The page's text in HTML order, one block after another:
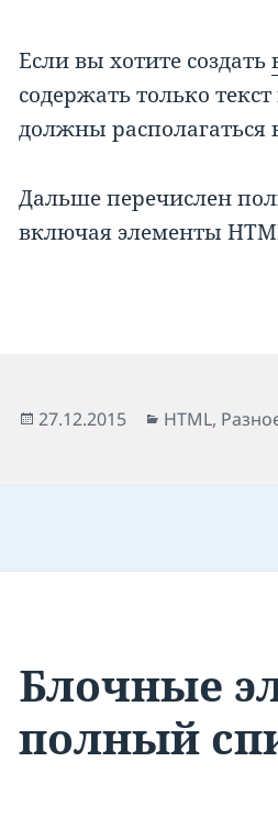
Если вы хотите создать
содержать только
должны располагаться
Дальше перечислен
включая элементы
Опубликовано
27.12.2015 Рубрики
HTML,
Блочные
полный